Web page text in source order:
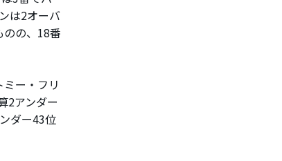
は2オーバ
の、18番
ー・フリ
2アンダー
ダー43位